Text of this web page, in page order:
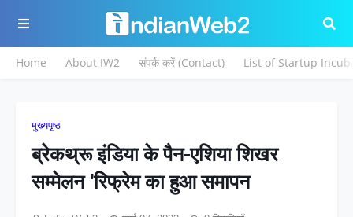
Home About IW2 संपर्क करें (Contact) List of Startup
मुख्यपृष्ठ
ब्रेकथ्रू इंडिया के पैन-एशिया शिखर
सम्मेलन 'रिफ्रेम का हुआ समापन